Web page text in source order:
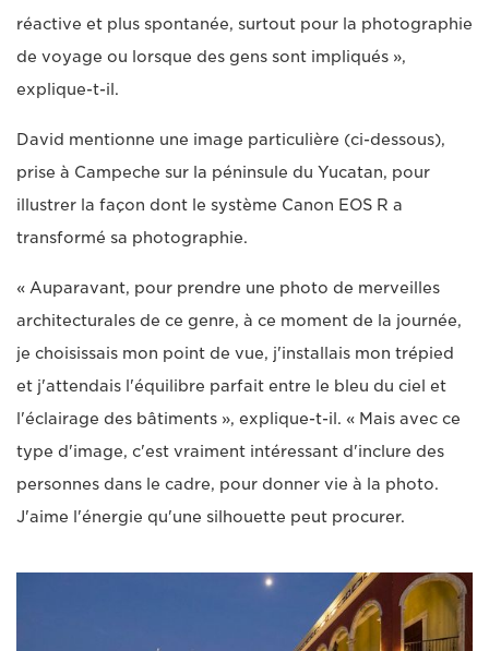
réactive et plus spontanée, surtout pour la photographie
de voyage ou lorsque des gens sont impliqués »,
explique-t-il.
David mentionne une image particulière (ci-dessous),
prise à Campeche sur la péninsule du Yucatan, pour
illustrer la façon dont le système Canon EOS R a
transformé sa photographie.
« Auparavant, pour prendre une photo de merveilles
architecturales de ce genre, à ce moment de la journée,
je choisissais mon point de vue, j'installais mon trépied
et j'attendais l'équilibre parfait entre le bleu du ciel et
l'éclairage des bâtiments », explique-t-il. « Mais avec ce
type d'image, c'est vraiment intéressant d'inclure des
personnes dans le cadre, pour donner vie à la photo.
J'aime l'énergie qu'une silhouette peut procurer.